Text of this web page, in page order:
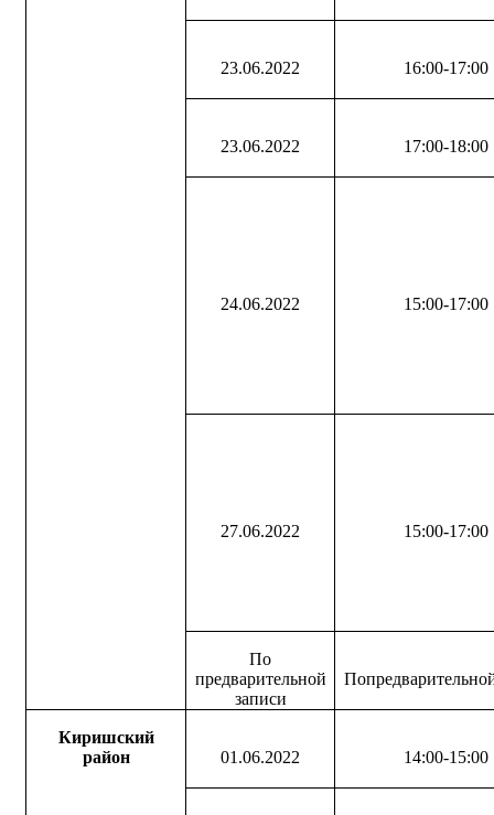
23.06.2022 16:00-17:00
23.06.2022 17:00-18:00
24.06.2022 15:00-17:00
27.06.2022 15:00-17:00
По
предварительной
записи
Киришский
район
01.06.2022 14:00-15:00